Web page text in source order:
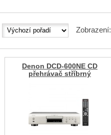
Zobrazení:
Denon DCD-600NE CD
přehrávač stříbrný